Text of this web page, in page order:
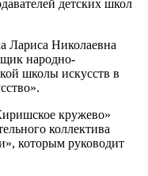
детских школ
Лариса Николаевна
народно-
школы искусств в
кружево»
коллектива
которым руководит